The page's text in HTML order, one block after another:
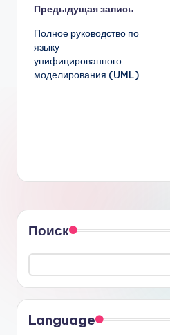
Навигация
записи
Предыдущая запись
Полное руководство по
языку
унифицированного
моделирования (UML)
Поиск
Language